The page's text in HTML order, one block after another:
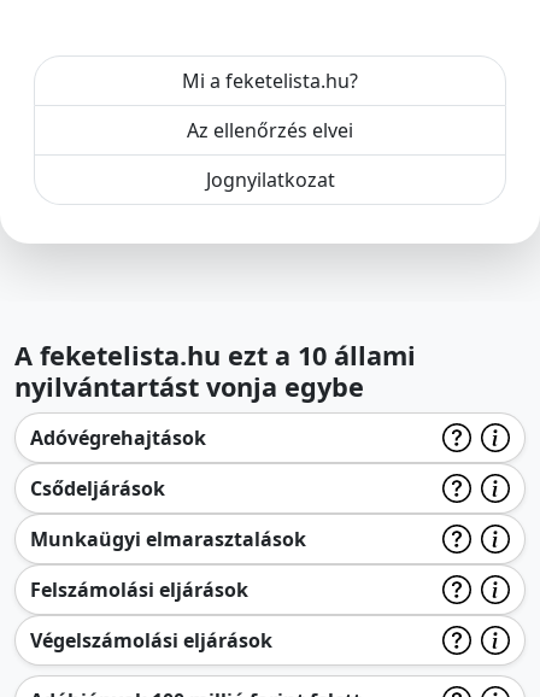
Mi a feketelista.hu?
Az ellenőrzés elvei
Jognyilatkozat
A feketelista.hu ezt a 10 állami
nyilvántartást vonja egybe
Adóvégrehajtások
Csődeljárások
Munkaügyi elmarasztalások
Felszámolási eljárások
Végelszámolási eljárások